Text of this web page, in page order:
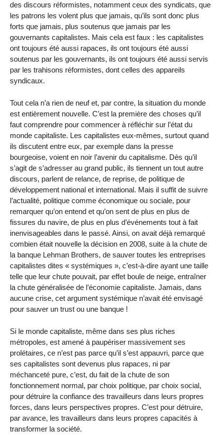
des discours réformistes, notamment ceux des syndicats, que
les patrons les volent plus que jamais, qu’ils sont donc plus
forts que jamais, plus soutenus que jamais par les
gouvernants capitalistes. Mais cela est faux : les capitalistes
ont toujours été aussi rapaces, ils ont toujours été aussi
soutenus par les gouvernants, ils ont toujours été aussi servis
par les trahisons réformistes, dont celles des appareils
syndicaux.
Tout cela n’a rien de neuf et, par contre, la situation du monde
est entièrement nouvelle. C’est la première des choses qu’il
faut comprendre pour commencer à réfléchir sur l’état du
monde capitaliste. Les capitalistes eux-mêmes, surtout quand
ils discutent entre eux, par exemple dans la presse
bourgeoise, voient en noir l’avenir du capitalisme. Dès qu’il
s’agit de s’adresser au grand public, ils tiennent un tout autre
discours, parlent de relance, de reprise, de politique de
développement national et international. Mais il suffit de suivre
l’actualité, politique comme économique ou sociale, pour
remarquer qu’on entend et qu’on sent de plus en plus de
fissures du navire, de plus en plus d’événements tout à fait
inenvisageables dans le passé. Ainsi, on avait déjà remarqué
combien était nouvelle la décision en 2008, suite à la chute de
la banque Lehman Brothers, de sauver toutes les entreprises
capitalistes dites « systémiques », c’est-à-dire ayant une taille
telle que leur chute pouvait, par effet boule de neige, entraîner
la chute généralisée de l’économie capitaliste. Jamais, dans
aucune crise, cet argument systémique n’avait été envisagé
pour sauver un trust ou une banque !
Si le monde capitaliste, même dans ses plus riches
métropoles, est amené à paupériser massivement ses
prolétaires, ce n’est pas parce qu’il s’est appauvri, parce que
ses capitalistes sont devenus plus rapaces, ni par
méchanceté pure, c’est, du fait de la chute de son
fonctionnement normal, par choix politique, par choix social,
pour détruire la confiance des travailleurs dans leurs propres
forces, dans leurs perspectives propres. C’est pour détruire,
par avance, les travailleurs dans leurs propres capacités à
transformer la société.